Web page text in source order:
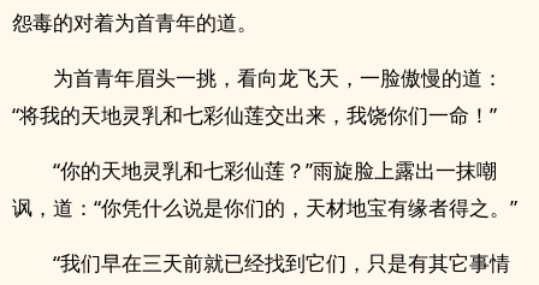
怨毒的对着为首青年的道。
为首青年眉头一挑，看向龙飞天，一脸傲慢的道：
“将我的天地灵乳和七彩仙莲交出来，我饶你们一命！”
“你的天地灵乳和七彩仙莲？”雨旋脸上露出一抹嘲
讽，道：“你凭什么说是你们的，天材地宝有缘者得之。”
“我们早在三天前就已经找到它们，只是有其它事情